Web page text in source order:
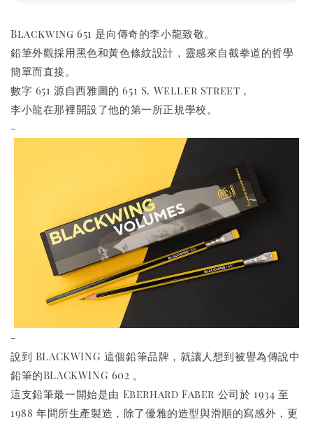
Blackwing 651 是向傳奇的李小龍致敬。
鉛筆外觀採用黑色和黃色條紋設計，靈感來自截拳道的哲學
簡單而直接。
數字 651 源自西雅圖的 651 S. Weller Street，
李小龍在那裡開設了他的第一所正規學校。
-
-
說到 BLACKWING 這個鉛筆品牌，就讓人想到被譽為傳說中
鉛筆的BLACKWING 602 。
這支鉛筆最一開始是由 Eberhard Faber 公司於 1934 至
1988 年間所生產製造，除了優雅的造型與滑順的寫感外，更